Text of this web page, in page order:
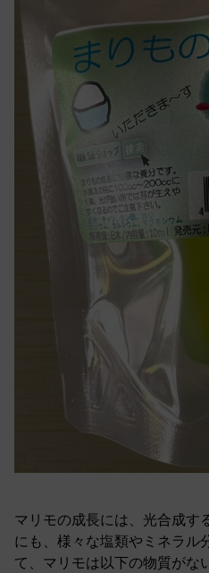
マリモの成長には、光合成す
にも、様々な塩類やミネラル
て、マリモは以下の物質がな